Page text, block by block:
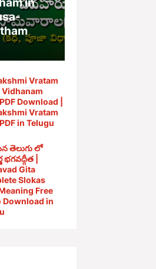
Vratam
Vidhanam
Download |
Vratam
in Telugu
తెలుగు లో
భగవద్గీత |
Gita
Slokas
Free
Download in